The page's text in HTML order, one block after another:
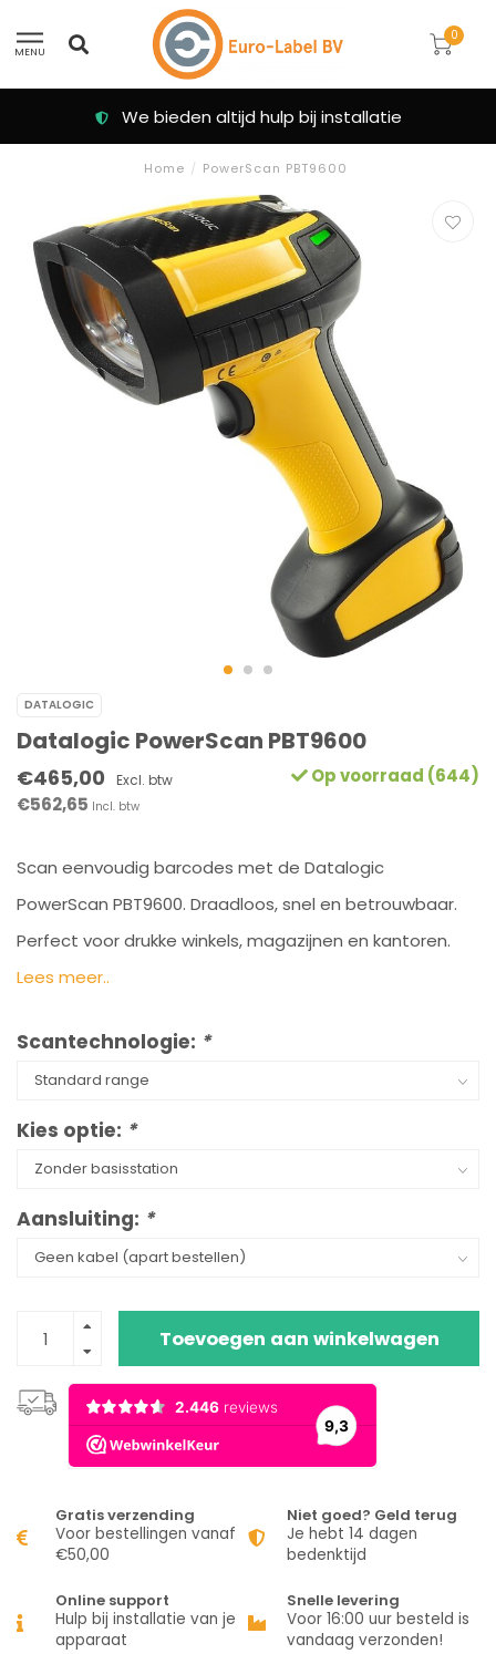
MENU
0
Klanten beoordelen ons met een 9.3
Home / PowerScan PBT9600
DATALOGIC
Datalogic PowerScan PBT9600
€465,00 Excl. btw
€562,65 Incl. btw
Op voorraad (644)
Scan eenvoudig barcodes met de Datalogic
PowerScan PBT9600. Draadloos, snel en betrouwbaar.
Perfect voor drukke winkels, magazijnen en kantoren.
Lees meer..
Scantechnologie: *
Kies optie: *
Aansluiting: *
Toevoegen aan winkelwagen
Gratis verzending
Voor bestellingen vanaf
€50,00
Niet goed? Geld terug
Je hebt 14 dagen
bedenktijd
Online support
Hulp bij installatie van je
apparaat
Snelle levering
Voor 16:00 uur besteld is
vandaag verzonden!